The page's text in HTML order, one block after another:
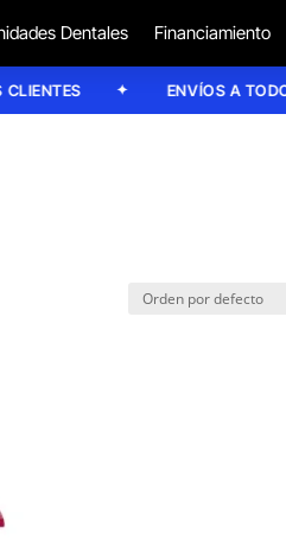
Dentales Financiamiento
ENVÍOS A TODO